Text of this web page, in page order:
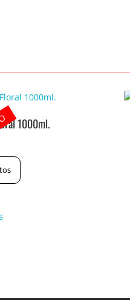
1000ml.